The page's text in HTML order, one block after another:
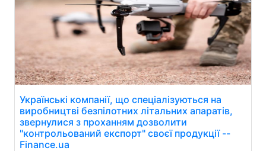
Українські компанії, що спеціалізуються на
виробництві безпілотних літальних апаратів,
звернулися з проханням дозволити
"контрольований експорт" своєї продукції --
Finance.ua